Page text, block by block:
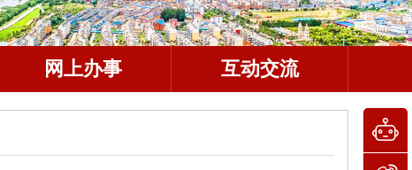
网上办事 互动交流